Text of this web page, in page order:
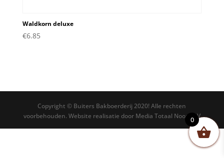
Waldkorn deluxe
€6.85
Copyright © Buiters Bakboerderij 2020! Alle rechten
voorbehouden. Website realisatie door Media Totaal Noord BV
0